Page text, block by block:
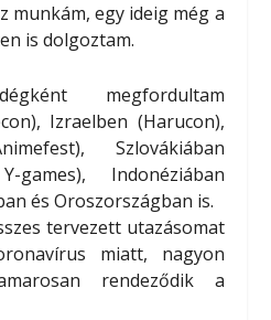
munkám, egy ideig még a
is dolgoztam.
megfordultam
Izraelben (Harucon),
Szlovákiában
games), Indonéziában
és Oroszországban is.
tervezett utazásomat
miatt, nagyon
rendeződik a